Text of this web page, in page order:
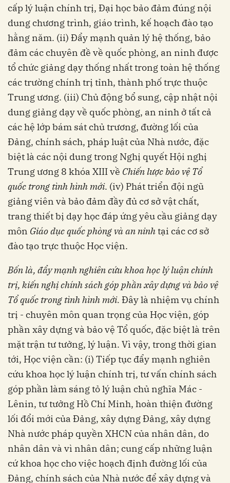
cấp lý luận chính trị, Đại học bảo đảm đúng nội
dung chương trình, giáo trình, kế hoạch đào tạo
hằng năm. (ii) Đẩy mạnh quản lý hệ thống, bảo
đảm các chuyên đề về quốc phòng, an ninh được
tổ chức giảng dạy thống nhất trong toàn hệ thống
các trường chính trị tỉnh, thành phố trực thuộc
Trung ương. (iii) Chủ động bổ sung, cập nhật nội
dung giảng dạy về quốc phòng, an ninh ở tất cả
các hệ lớp bám sát chủ trương, đường lối của
Đảng, chính sách, pháp luật của Nhà nước, đặc
biệt là các nội dung trong Nghị quyết Hội nghị
Trung ương 8 khóa XIII về Chiến lược bảo vệ Tổ
quốc trong tình hình mới. (iv) Phát triển đội ngũ
giảng viên và bảo đảm đầy đủ cơ sở vật chất,
trang thiết bị dạy học đáp ứng yêu cầu giảng dạy
môn Giáo dục quốc phòng và an ninhtại các cơ sở
đào tạo trực thuộc Học viện.
Bốn là, đẩy mạnh nghiên cứu khoa học lý luận chính
trị, kiến nghị chính sách góp phần xây dựng và bảo vệ
Tổ quốc trong tình hình mới. Đây là nhiệm vụ chính
trị - chuyên môn quan trọng của Học viện, góp
phần xây dựng và bảo vệ Tổ quốc, đặc biệt là trên
mặt trận tư tưởng, lý luận. Vì vậy, trong thời gian
tới, Học viện cần: (i) Tiếp tục đẩy mạnh nghiên
cứu khoa học lý luận chính trị, tư vấn chính sách
góp phần làm sáng tỏ lý luận chủ nghĩa Mác -
Lênin, tư tưởng Hồ Chí Minh, hoàn thiện đường
lối đổi mới của Đảng, xây dựng Đảng, xây dựng
Nhà nước pháp quyền XHCN của nhân dân, do
nhân dân và vì nhân dân; cung cấp những luận
cứ khoa học cho việc hoạch định đường lối của
Đảng, chính sách của Nhà nước để xây dựng và